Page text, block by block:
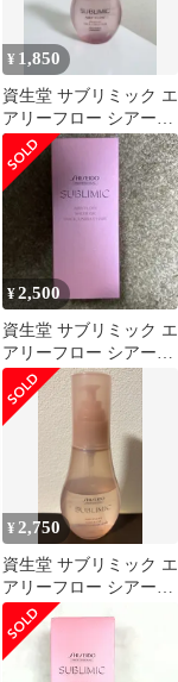
¥ 1,850
資生堂 サブリミック エ
アリーフロー シアーオ
イル SUBLIMIC
¥2,500
資生堂 サブリミック エ
アリーフロー シアーオ
イル T 100ml
¥ 2,750
資生堂 サブリミック エ
アリーフロー シアーオ
イル 100ml（T）